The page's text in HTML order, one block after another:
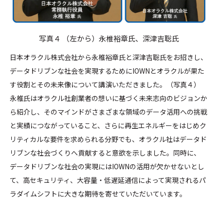
写真４ （左から）永椎裕章氏、深津吉聡氏
日本オラクル株式会社から永椎裕章氏と深津吉聡氏をお招きし、
データドリブンな社会を実現するためにIOWNとオラクルが果た
す役割とその未来像について講演いただきました。（写真４）
永椎氏はオラクル社創業者の想いに基づく未来志向のビジョンか
ら紹介し、そのマインドがさまざまな領域のデータ活用への挑戦
と実績につながっていること、さらに再生エネルギーをはじめク
リティカルな要件を求められる分野でも、オラクル社はデータド
リブンな社会づくりへ貢献すると意欲を示しました。同時に、
データドリブンな社会の実現にはIOWNの活用が欠かせないとし
て、高セキュリティ、大容量・低遅延通信によって実現されるパ
ラダイムシフトに大きな期待を寄せていただいています。